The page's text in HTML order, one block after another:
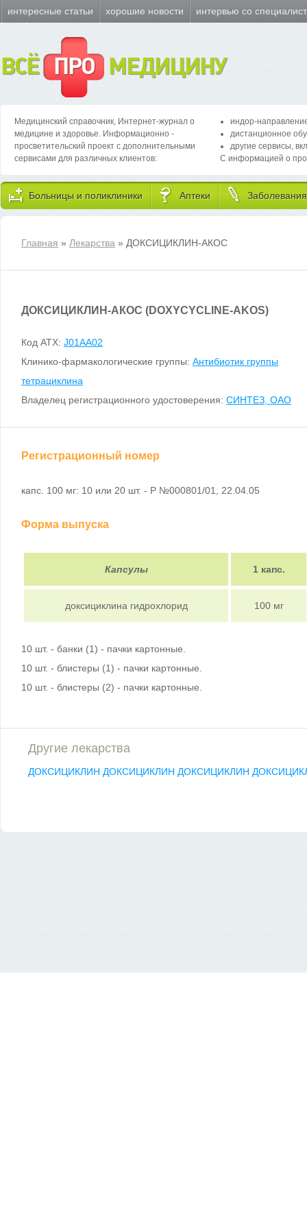
интересные статьи хорошие новости интервью со
ВСЁ ПРО МЕДИЦИНУ
Медицинский справочник, Интернет-журнал о
медицине и здоровье. Информационно -
просветительский проект с дополнительными
сервисами для различных клиентов:
индор-
дистанционное
другие сервисы,
С информацией о
Больницы и поликлиники Аптеки Заболевания
Главная » Лекарства » ДОКСИЦИКЛИН-АКОС
ДОКСИЦИКЛИН-АКОС (DOXYCYCLINE-AKOS)
Код ATX: J01AA02
Клинико-фармакологические группы: Антибиотик группы
тетрациклина
Владелец регистрационного удостоверения: СИНТЕЗ, ОАО
Регистрационный номер
капс. 100 мг: 10 или 20 шт. - Р №000801/01, 22.04.05
Форма выпуска
Капсулы 1 капс.
доксициклина гидрохлорид 100 мг
10 шт. - банки (1) - пачки картонные.
10 шт. - блистеры (1) - пачки картонные.
10 шт. - блистеры (2) - пачки картонные.
Другие лекарства
ДОКСИЦИКЛИН ДОКСИЦИКЛИН ДОКСИЦИКЛИН